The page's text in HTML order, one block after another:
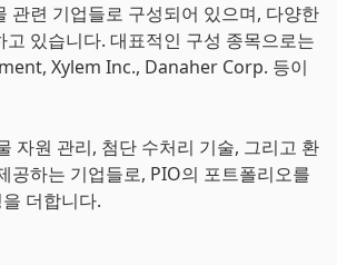
관련 기업들로 구성되어 있으며, 다양한
있습니다. 대표적인 구성 종목으로는
Xylem Inc., Danaher Corp. 등이
자원 관리, 첨단 수처리 기술, 그리고 환
공하는 기업들로, PIO의 포트폴리오를
더합니다.